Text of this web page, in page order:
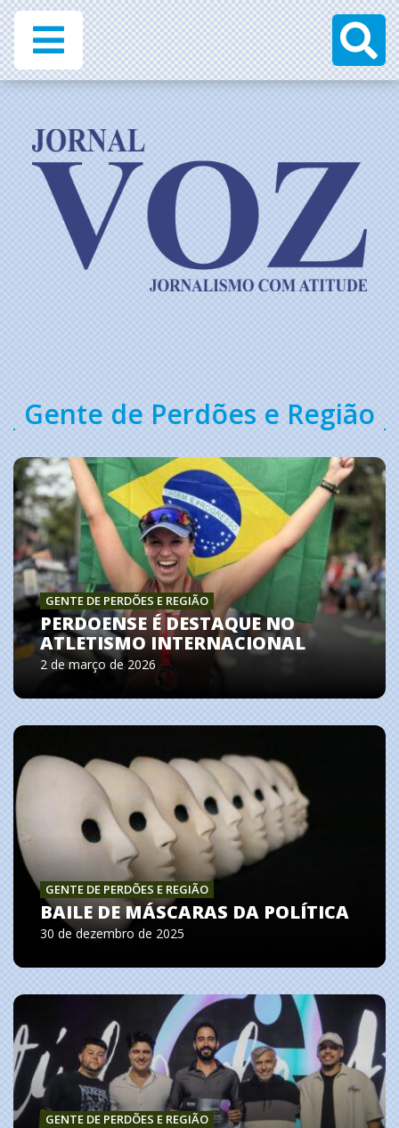
Gente de Perdões e Região
GENTE DE PERDÕES E REGIÃO
PERDOENSE É DESTAQUE NO
ATLETISMO INTERNACIONAL
2 de março de 2026
GENTE DE PERDÕES E REGIÃO
BAILE DE MÁSCARAS DA POLÍTICA
30 de dezembro de 2025
GENTE DE PERDÕES E REGIÃO